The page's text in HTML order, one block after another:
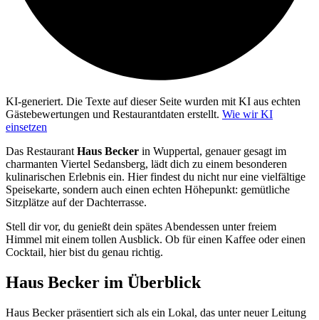
KI-generiert. Die Texte auf dieser Seite wurden mit KI aus echten
Gästebewertungen und Restaurantdaten erstellt. Wie wir KI
einsetzen
Das Restaurant Haus Becker in Wuppertal, genauer gesagt im
charmanten Viertel Sedansberg, lädt dich zu einem besonderen
kulinarischen Erlebnis ein. Hier findest du nicht nur eine vielfältige
Speisekarte, sondern auch einen echten Höhepunkt: gemütliche
Sitzplätze auf der Dachterrasse.
Stell dir vor, du genießt dein spätes Abendessen unter freiem
Himmel mit einem tollen Ausblick. Ob für einen Kaffee oder einen
Cocktail, hier bist du genau richtig.
Haus Becker im Überblick
Haus Becker präsentiert sich als ein Lokal, das unter neuer Leitung